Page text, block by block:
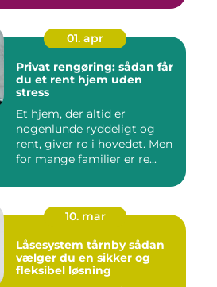
01. apr
Privat rengøring: sådan får
du et rent hjem uden
stress
Et hjem, der altid er
nogenlunde ryddeligt og
rent, giver ro i hovedet. Men
for mange familier er re...
10. mar
Låsesystem tårnby sådan
vælger du en sikker og
fleksibel løsning